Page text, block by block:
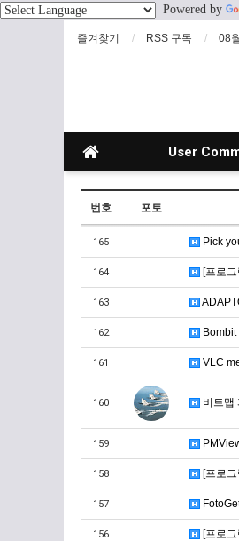
Powered by
즐겨찾기 RSS 구독 08
User
번호 포토
165 Pick
164 [프로
163
162
161 VLC
160 비트맵
159
158 [프로
157
156 [프로